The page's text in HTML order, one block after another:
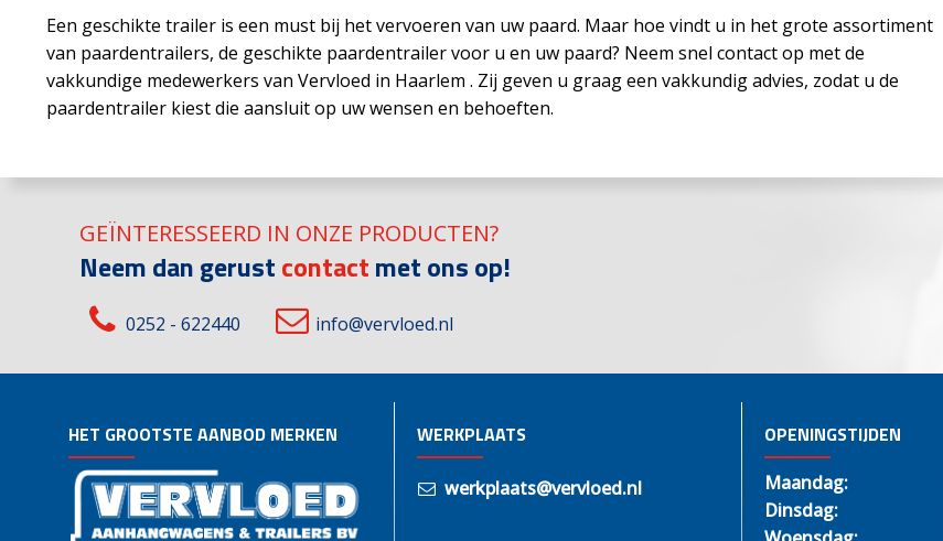
Een geschikte trailer is een must bij het vervoeren van uw paard. Maar hoe vindt u in het grote assortiment
van paardentrailers, de geschikte paardentrailer voor u en uw paard? Neem snel contact op met de
vakkundige medewerkers van Vervloed in Haarlem . Zij geven u graag een vakkundig advies, zodat u de
paardentrailer kiest die aansluit op uw wensen en behoeften.
GEÏNTERESSEERD IN ONZE PRODUCTEN?
Neem dan gerustcontactmet ons op!
0252 - 622440 info@vervloed.nl
HET GROOTSTE AANBOD MERKEN WERKPLAATS
werkplaats@vervloed.nl
OPENINGSTIJDEN
Maandag:
Dinsdag: